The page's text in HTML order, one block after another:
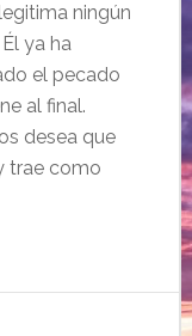
ningún
ya ha
el pecado
al final.
desea que
trae como